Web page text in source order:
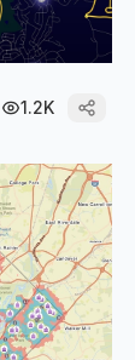
1.2K